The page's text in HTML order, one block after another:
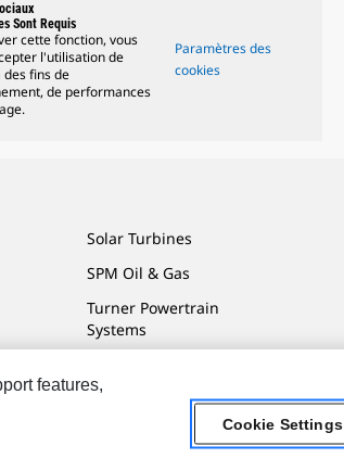
Sont Requis
cette fonction, vous
l'utilisation de
des fins de
de performances
Paramètres des
cookies
Solar Turbines
SPM Oil & Gas
Turner Powertrain
Systems
features,
Cookie Settings